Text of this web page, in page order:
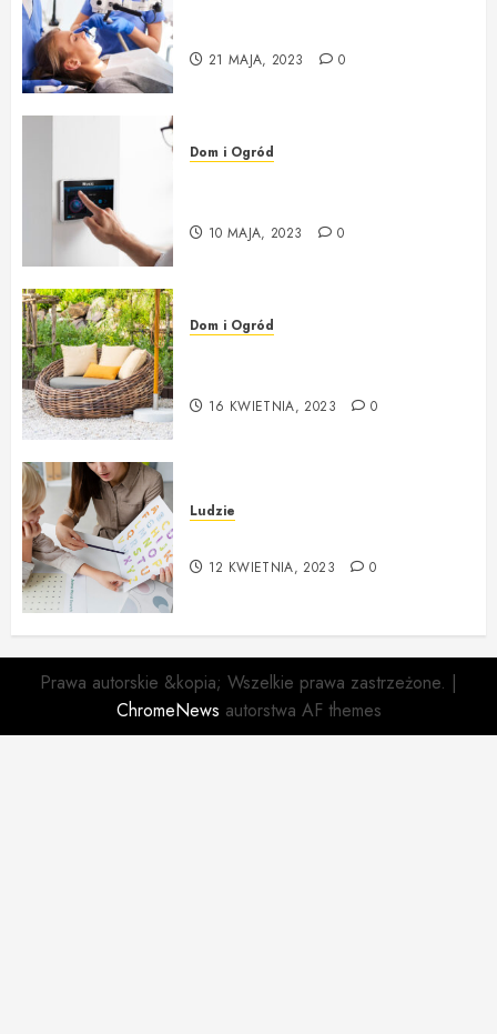
21 MAJA, 2023 0
Dom i Ogród
10 MAJA, 2023 0
Dom i Ogród
16 KWIETNIA, 2023 0
Ludzie
12 KWIETNIA, 2023 0
Prawa autorskie &kopia; Wszelkie prawa zastrzeżone. |
ChromeNews autorstwa AF themes